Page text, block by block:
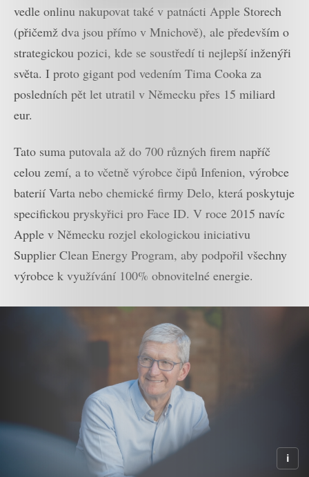
vedle onlinu nakupovat také v patnácti Apple Storech
(přičemž dva jsou přímo v Mnichově), ale především o
strategickou pozici, kde se soustředí ti nejlepší inženýři
světa. I proto gigant pod vedením Tima Cooka za
posledních pět let utratil v Německu přes 15 miliard
eur.
Tato suma putovala až do 700 různých firem napříč
celou zemí, a to včetně výrobce čipů Infenion, výrobce
baterií Varta nebo chemické firmy Delo, která poskytuje
specifickou pryskyřici pro Face ID. V roce 2015 navíc
Apple v Německu rozjel ekologickou iniciativu
Supplier Clean Energy Program, aby podpořil všechny
výrobce k využívání 100% obnovitelné energie.